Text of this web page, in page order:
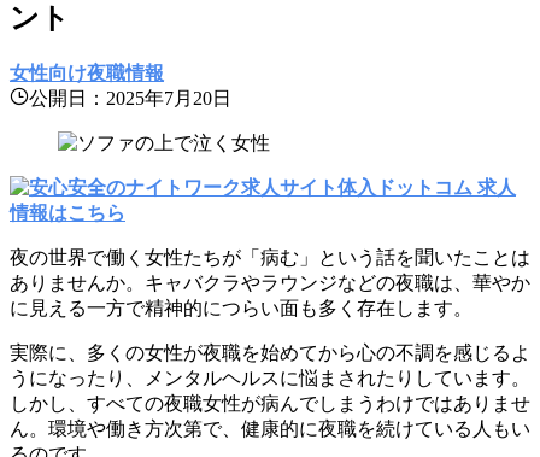
ント
女性向け夜職情報
公開日：2025年7月20日
夜の世界で働く女性たちが「病む」という話を聞いたことは
ありませんか。キャバクラやラウンジなどの夜職は、華やか
に見える一方で精神的につらい面も多く存在します。
実際に、多くの女性が夜職を始めてから心の不調を感じるよ
うになったり、メンタルヘルスに悩まされたりしています。
しかし、すべての夜職女性が病んでしまうわけではありませ
ん。環境や働き方次第で、健康的に夜職を続けている人もい